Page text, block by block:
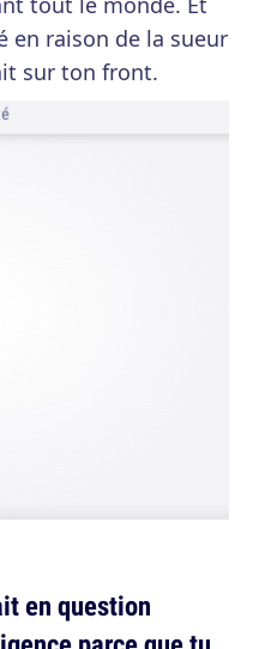
en raison de la sueur
sur ton front.
en question